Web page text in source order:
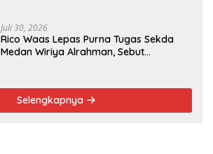
Juli 30, 2026
Rico Waas Lepas Purna Tugas Sekda
Medan Wiriya Alrahman, Sebut
Selengkapnya